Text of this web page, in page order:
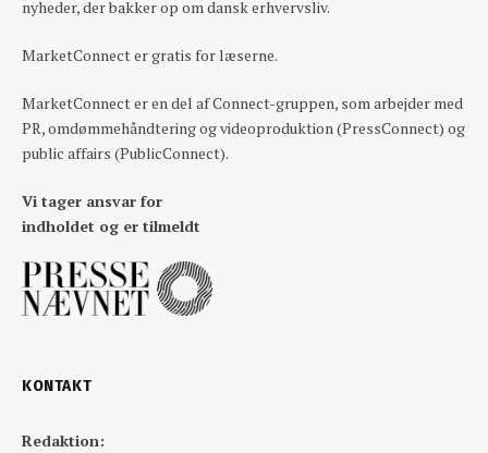
nyheder, der bakker op om dansk erhvervsliv.
MarketConnect er gratis for læserne.
MarketConnect er en del af Connect-gruppen, som arbejder med
PR, omdømmehåndtering og videoproduktion (PressConnect) og
public affairs (PublicConnect).
Vi tager ansvar for
indholdet og er tilmeldt
KONTAKT
Redaktion: